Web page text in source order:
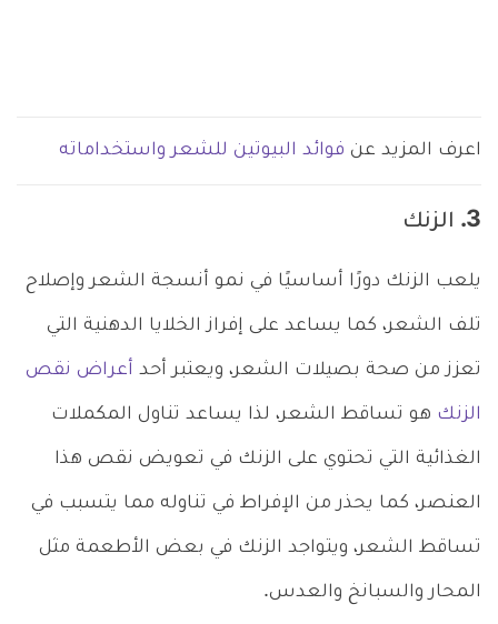
اعرف المزيد عن فوائد البيوتين للشعر واستخداماته
3. الزنك
يلعب الزنك دورًا أساسيًا في نمو أنسجة الشعر وإصلاح
تلف الشعر، كما يساعد على إفراز الخلايا الدهنية التي
تعزز من صحة بصيلات الشعر، ويعتبر أحد أعراض نقص
الزنك هو تساقط الشعر، لذا يساعد تناول المكملات
الغذائية التي تحتوي على الزنك في تعويض نقص هذا
العنصر، كما يحذر من الإفراط في تناوله مما يتسبب في
تساقط الشعر، ويتواجد الزنك في بعض الأطعمة مثل
المحار والسبانخ والعدس.